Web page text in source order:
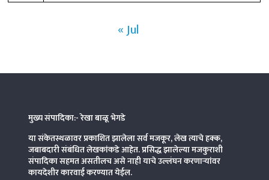
« Jul
मुख्य संपादिका:- रेखा बाळू भेगडे
या संकेतस्थळावर प्रकाशित झालेला सर्व मजकूर, लेख त्याचे हक्क,
जबाबदारी संबंधित लेखकांकडे आहेत. प्रसिद्ध झालेल्या मजकुराशी
संपादिकासहमत असतीलच असे नाही याचे उल्लंघन करणाऱ्यांवर
कायदेशीर कारवाई करण्यात येईल.